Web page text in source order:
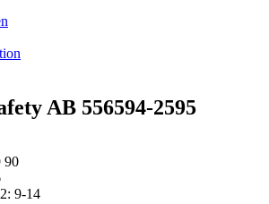
AB 556594-2595
90
9-14